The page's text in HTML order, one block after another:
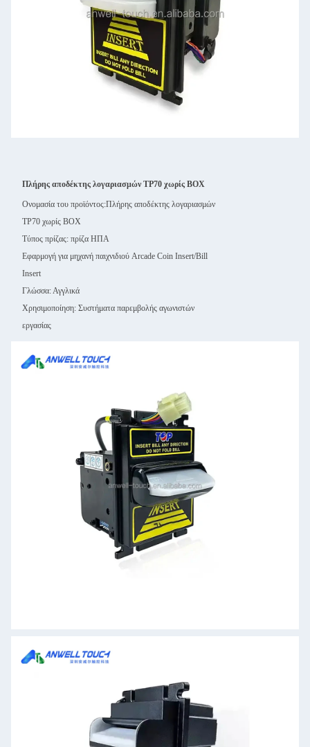
Πλήρης αποδέκτης λογαριασμών TP70 χωρίς BOX
Ονομασία του προϊόντος:Πλήρης αποδέκτης λογαριασμών
TP70 χωρίς BOX
Τύπος πρίζας: πρίζα ΗΠΑ
Εφαρμογή για μηχανή παιχνιδιού Arcade Coin Insert/Bill
Insert
Γλώσσα: Αγγλικά
Χρησιμοποίηση: Συστήματα παρεμβολής αγωνιστών
εργασίας